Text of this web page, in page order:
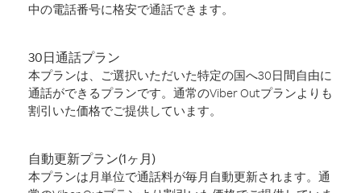
中の電話番号に格安で通話できます。
30日通話プラン
本プランは、ご選択いただいた特定の国へ30日間自由に
通話ができるプランです。通常のViber Outプランよりも
割引いた価格でご提供しています。
自動更新プラン(1ヶ月)
本プランは月単位で通話料が毎月自動更新されます。通